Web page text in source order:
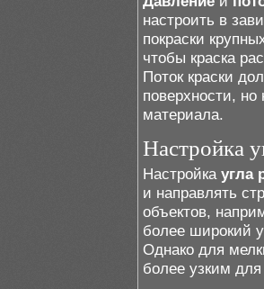
настроить в
покраски
чтобы краска
Поток краски
поверхности,
материала.
Настройка
Настройка угла
и направлять
объектов,
более широкий
Однако для
более узким для